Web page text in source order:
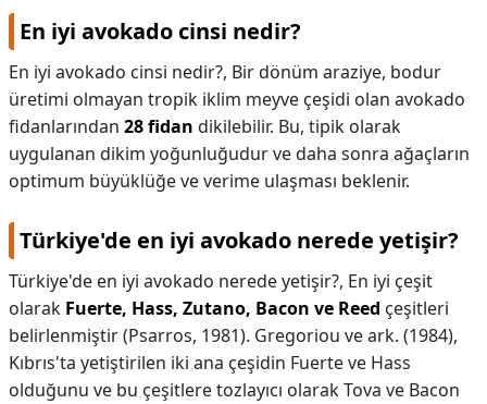
En iyi avokado cinsi nedir?
En iyi avokado cinsi nedir?, Bir dönüm araziye, bodur
üretimi olmayan tropik iklim meyve çeşidi olan avokado
fidanlarından 28 fidan dikilebilir. Bu, tipik olarak
uygulanan dikim yoğunluğudur ve daha sonra ağaçların
optimum büyüklüğe ve verime ulaşması beklenir.
Türkiye'de en iyi avokado nerede yetişir?
Türkiye'de en iyi avokado nerede yetişir?, En iyi çeşit
olarak Fuerte, Hass, Zutano, Bacon ve Reed çeşitleri
belirlenmiştir (Psarros, 1981). Gregoriou ve ark. (1984),
Kıbrıs'ta yetiştirilen iki ana çeşidin Fuerte ve Hass
olduğunu ve bu çeşitlere tozlayıcı olarak Tova ve Bacon